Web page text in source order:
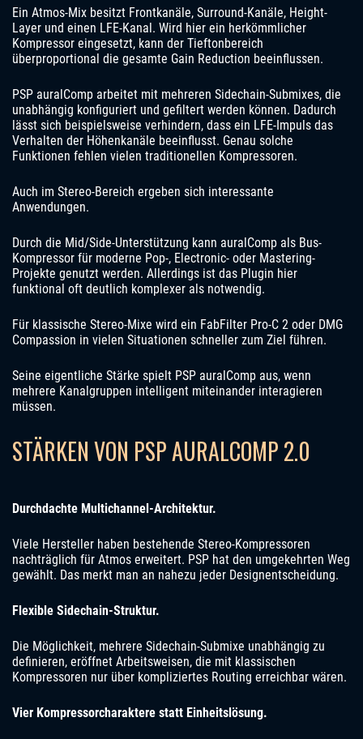
Ein Atmos-Mix besitzt Frontkanäle, Surround-Kanäle, Height-
Layer und einen LFE-Kanal. Wird hier ein herkömmlicher
Kompressor eingesetzt, kann der Tieftonbereich
überproportional die gesamte Gain Reduction beeinflussen.
PSP auralComp arbeitet mit mehreren Sidechain-Submixes, die
unabhängig konfiguriert und gefiltert werden können. Dadurch
lässt sich beispielsweise verhindern, dass ein LFE-Impuls das
Verhalten der Höhenkanäle beeinflusst. Genau solche
Funktionen fehlen vielen traditionellen Kompressoren.
Auch im Stereo-Bereich ergeben sich interessante
Anwendungen.
Durch die Mid/Side-Unterstützung kann auralComp als Bus-
Kompressor für moderne Pop-, Electronic- oder Mastering-
Projekte genutzt werden. Allerdings ist das Plugin hier
funktional oft deutlich komplexer als notwendig.
Für klassische Stereo-Mixe wird ein FabFilter Pro-C 2 oder DMG
Compassion in vielen Situationen schneller zum Ziel führen.
Seine eigentliche Stärke spielt PSP auralComp aus, wenn
mehrere Kanalgruppen intelligent miteinander interagieren
müssen.
STÄRKEN VON PSP AURALCOMP 2.0
Durchdachte Multichannel-Architektur.
Viele Hersteller haben bestehende Stereo-Kompressoren
nachträglich für Atmos erweitert. PSP hat den umgekehrten Weg
gewählt. Das merkt man an nahezu jeder Designentscheidung.
Flexible Sidechain-Struktur.
Die Möglichkeit, mehrere Sidechain-Submixe unabhängig zu
definieren, eröffnet Arbeitsweisen, die mit klassischen
Kompressoren nur über kompliziertes Routing erreichbar wären.
Vier Kompressorcharaktere statt Einheitslösung.